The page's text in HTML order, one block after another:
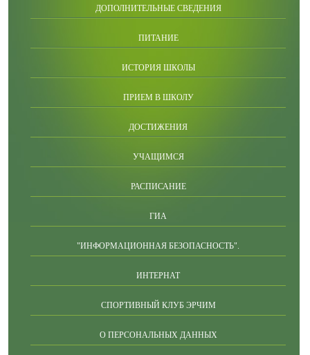
ДОПОЛНИТЕЛЬНЫЕ СВЕДЕНИЯ
ПИТАНИЕ
ИСТОРИЯ ШКОЛЫ
ПРИЕМ В ШКОЛУ
ДОСТИЖЕНИЯ
УЧАЩИМСЯ
РАСПИСАНИЕ
ГИА
"ИНФОРМАЦИОННАЯ БЕЗОПАСНОСТЬ".
ИНТЕРНАТ
СПОРТИВНЫЙ КЛУБ ЭРЧИМ
О ПЕРСОНАЛЬНЫХ ДАННЫХ